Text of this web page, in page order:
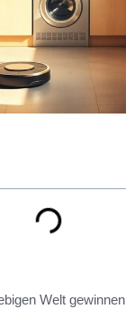
Welt gewinnen